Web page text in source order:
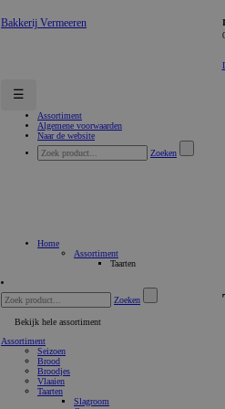
Bakkerij Vermeeren
☰
Assortiment
Algemene voorwaarden
Naar de website
Zoeken
Home
Assortiment
Taarten
Zoeken
Bekijk hele assortiment
Assortiment
Seizoen
Brood
Broodjes
Vlaaien
Taarten
Slagroom